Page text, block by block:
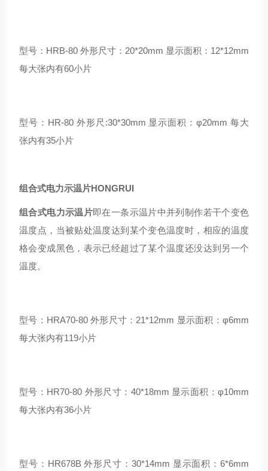
型号：HRB-80 外形尺寸：20*20mm 显示面积：12*12mm
每大张内有60小片
型号：HR-80 外形尺:30*30mm 显示面积：φ20mm 每大
张内有35小片
组合式电力示温片HONGRUI
组合式电力示温片即在一条示温片中并列制作若干个变色
温度点，当被贴处温度达到某个变色温度时，相应的温度
格会变成黑色，表示已经超过了某个温度还没达到另一个
温度。
型号：HRA70-80 外形尺寸：21*12mm 显示面积：φ6mm
每大张内有119小片
型号：HR70-80 外形尺寸：40*18mm 显示面积：φ10mm
每大张内有36小片
型号：HR678B 外形尺寸：30*14mm 显示面积：6*6mm